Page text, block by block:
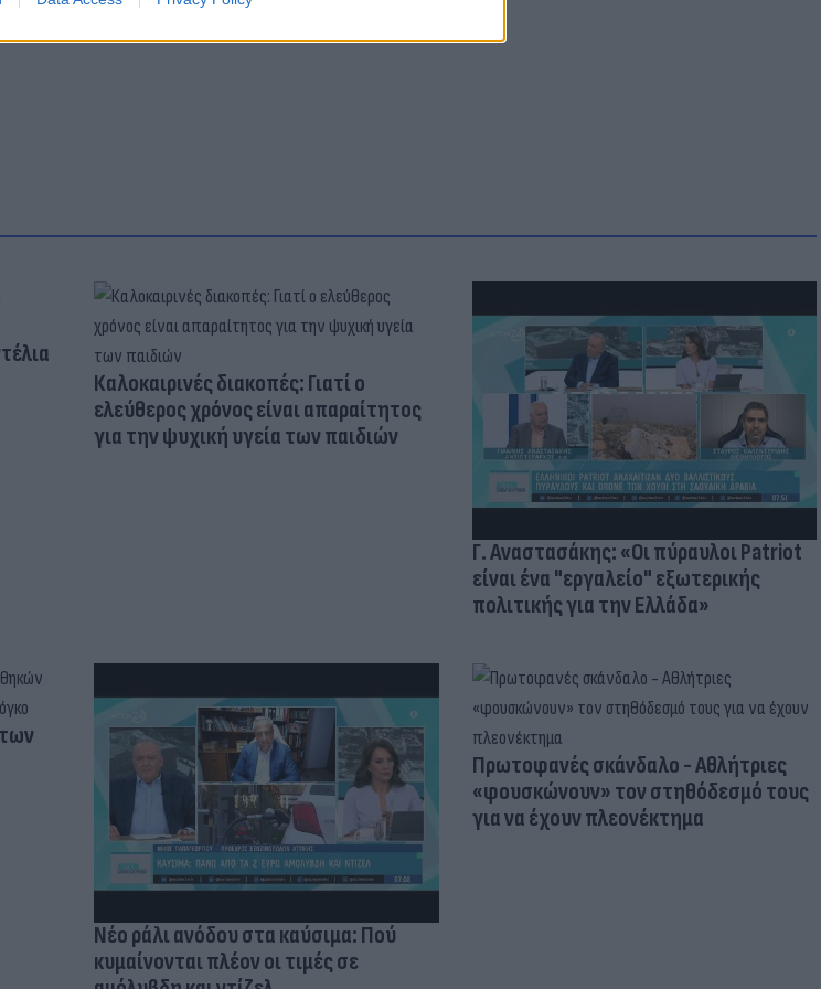
Καλοκαιρινές διακοπές: Γιατί ο
ελεύθερος χρόνος είναι απαραίτητος
για την ψυχική υγεία των παιδιών
Γ. Αναστασάκης: «Οι πύραυλοι Patriot
είναι ένα "εργαλείο" εξωτερικής
πολιτικής για την Ελλάδα»
Νέο ράλι ανόδου στα καύσιμα: Πού
κυμαίνονται πλέον οι τιμές σε
Πρωτοφανές σκάνδαλο - Aθλήτριες
«φουσκώνουν» τον στηθόδεσμό τους
για να έχουν πλεονέκτημα